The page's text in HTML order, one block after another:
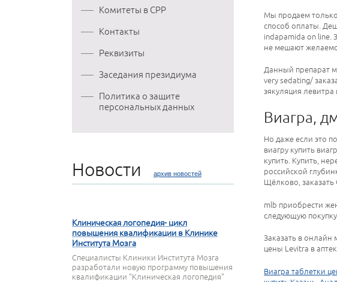
Мы продаем
способ оплаты.
indapamida on line.
не мешают
Данный препарат
very sedating/
эякуляция
Виагра,
Но даже если это
виагру купить
купить. Купить,
российской
Щёлково, заказать
mlb приобрести
следующую
Заказать в онлайн
цены Levitra в
Виагра таблетки
Комитеты в СРР
Контакты
Реквизиты
Заседания президиума
Политика о защите
персональных данных
Новости архив новостей
Клиническая логопедия- цикл
повышения квалификации в Клинике
Института Мозга
Специалисты Клиники Института Мозга
разработали новую программу повышения
квалификации "Клиническая логопедия"